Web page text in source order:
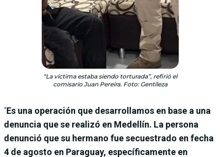
“La víctima estaba siendo torturada”, refirió el
comisario Juan Pereira. Foto: Gentileza
“Es una operación que desarrollamos en base a una
denuncia que se realizó en Medellín. La persona
denunció que su hermano fue secuestrado en fecha
4 de agosto en Paraguay, específicamente en